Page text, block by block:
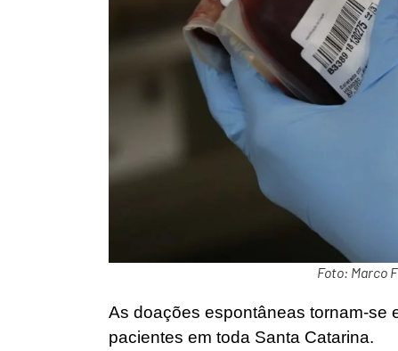
Foto: Marco
As doações espontâneas tornam-se
pacientes em toda Santa Catarina.